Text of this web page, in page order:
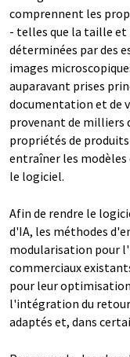
comprennent les
- telles que la taille et
déterminées par des
images
auparavant prises
documentation et de
provenant de milliers
propriétés de
entraîner les
le logiciel.
Afin de rendre le
d'IA, les méthodes
modularisation pour
commerciaux
pour leur
l'intégration du
adaptés et, dans